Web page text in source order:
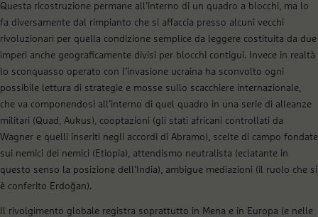
Questa ricostruzione permane all’interno di un quadro a blocchi, ma lo
fa diversamente dal rimpianto che si affaccia presso alcuni vecchi
rivoluzionari per quella condizione semplice da leggere costituita da due
imperi anche geograficamente divisi per blocchi contigui. Invece in realtà
lo sconquasso operato con l’invasione ucraina ha sconvolto ogni
possibile lettura di strategie e mosse sullo scacchiere internazionale,
che va componendosi all’interno di quel quadro in una serie di alleanze
militari (Quad, Aukus), cooptazioni (gli stati africani controllati da
Wagner e quelli inseriti negli accordi di Abramo), scelte di campo fondate
sui nemici dei nemici (Etiopia), attendismo neutralista (eclatante in
questo senso la posizione dell’India), ambigue mediazioni (il ruolo che si
è conferito Erdoğan).
Il rivolgimento globale registra soprattutto in Mena e in Europa (e nelle